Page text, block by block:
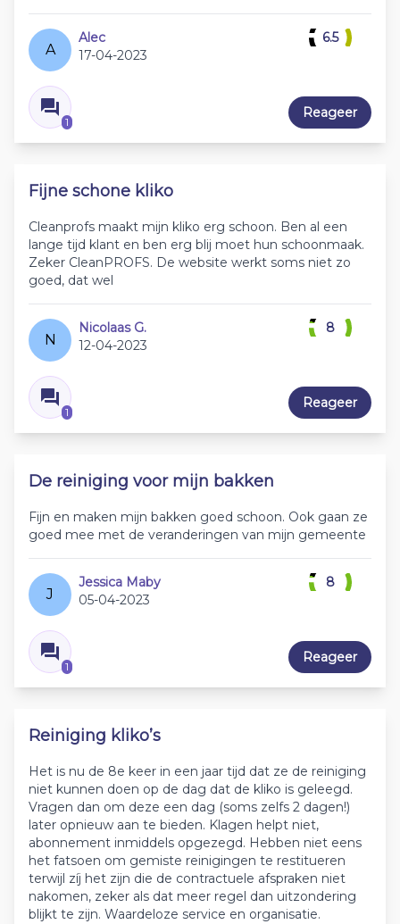
A
Alec
17-04-2023
1
6.5
Reageer
Fijne schone kliko
Cleanprofs maakt mijn kliko erg schoon. Ben al een
lange tijd klant en ben erg blij moet hun schoonmaak.
Zeker CleanPROFS. De website werkt soms niet zo
goed, dat wel
N
Nicolaas G.
12-04-2023
1
8
Reageer
De reiniging voor mijn bakken
Fijn en maken mijn bakken goed schoon. Ook gaan ze
goed mee met de veranderingen van mijn gemeente
J
Jessica Maby
05-04-2023
1
8
Reageer
Reiniging kliko’s
Het is nu de 8e keer in een jaar tijd dat ze de reiniging
niet kunnen doen op de dag dat de kliko is geleegd.
Vragen dan om deze een dag (soms zelfs 2 dagen!)
later opnieuw aan te bieden. Klagen helpt niet,
abonnement inmiddels opgezegd. Hebben niet eens
het fatsoen om gemiste reinigingen te restitueren
terwijl zíj het zijn die de contractuele afspraken niet
nakomen, zeker als dat meer regel dan uitzondering
blijkt te zijn. Waardeloze service en organisatie.